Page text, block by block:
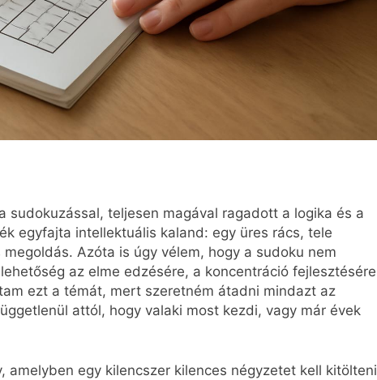
sudokuzással, teljesen magával ragadott a logika és a
egyfajta intellektuális kaland: egy üres rács, tele
Azóta is úgy vélem, hogy a sudoku nem
az elme edzésére, a koncentráció fejlesztésére
ezt a témát, mert szeretném átadni mindazt az
attól, hogy valaki most kezdi, vagy már évek
amelyben egy kilencszer kilences négyzetet kell kitölteni